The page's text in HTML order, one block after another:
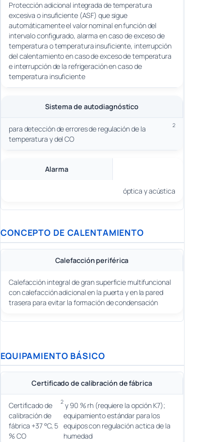
Protección adicional integrada de temperatura
excesiva o insuficiente (ASF) que sigue
automáticamente el valor nominal en función del
intervalo configurado, alarma en caso de exceso de
temperatura o temperatura insuficiente, interrupción
del calentamiento en caso de exceso de temperatura
e interrupción de la refrigeración en caso de
temperatura insuficiente
Sistema de autodiagnóstico
para detección de errores de regulación de la
temperatura y del CO
2
Alarma
óptica y acústica
CONCEPTO DE CALENTAMIENTO
Calefacción periférica
Calefacción integral de gran superficie multifuncional
con calefacción adicional en la puerta y en la pared
trasera para evitar la formación de condensación
EQUIPAMIENTO BÁSICO
Certificado de calibración de fábrica
Certificado de
calibración de
fábrica +37 °C, 5
% CO
2 y 90 % rh (requiere la opción K7);
equipamiento estándar para los
equipos con regulación actica de la
humedad